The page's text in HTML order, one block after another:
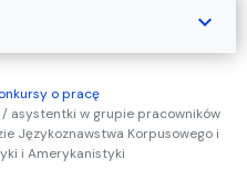
o pracę
asystentki w grupie pracowników
Językoznawstwa Korpusowego i
i Amerykanistyki
expand_more